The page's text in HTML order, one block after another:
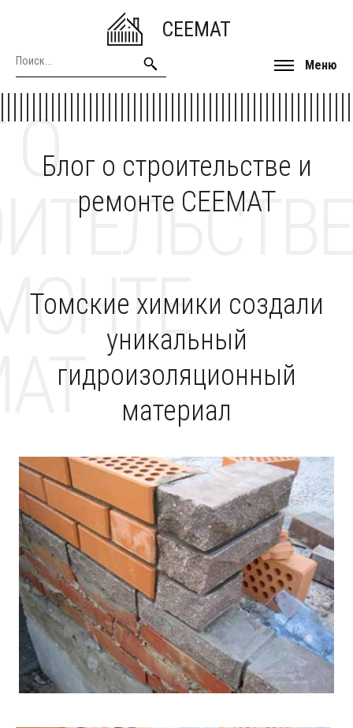
CEEMAT
Меню
Блог о строительстве и
ремонте CEEMAT
О
Томские химики создали
уникальный
гидроизоляционный
материал